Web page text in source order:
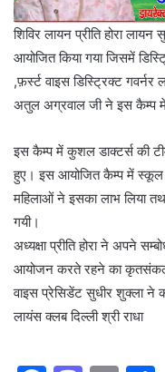
शिविर लायन प्रीति होरा लायन
आयोजित किया गया जिसमें
,फ़र्स्ट वाइस डिस्ट्रिक्ट
अतुल अग्रवाल जी ने इस कैम्प में
इस कैम्प में कुशल डाक्टर्स की टीम
हुए। इस आयोजित कैम्प में
महिलाओं ने इसका लाभ लिया
गयी।
अध्यक्षा प्रीति होरा ने अपने
आयोजन करते रहने का
वाइस प्रेसिडेंट सुधीर शुक्ला ने
लायंस क्लब दिल्ली श्री राधा